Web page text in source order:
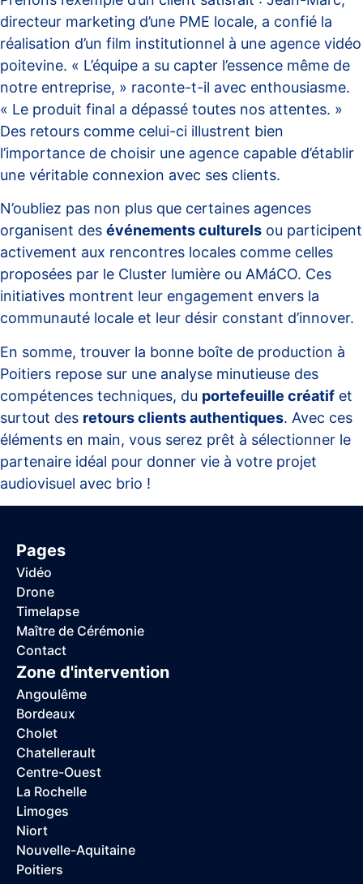
directeur marketing d’une PME locale, a confié la
réalisation d’un film institutionnel à une agence vidéo
poitevine. « L’équipe a su capter l’essence même de
notre entreprise, » raconte-t-il avec enthousiasme.
« Le produit final a dépassé toutes nos attentes. »
Des retours comme celui-ci illustrent bien
l’importance de choisir une agence capable d’établir
une véritable connexion avec ses clients.
N’oubliez pas non plus que certaines agences
organisent des événements culturels ou participent
activement aux rencontres locales comme celles
proposées par le Cluster lumière ou AMáCO. Ces
initiatives montrent leur engagement envers la
communauté locale et leur désir constant d’innover.
En somme, trouver la bonne boîte de production à
Poitiers repose sur une analyse minutieuse des
compétences techniques, du portefeuille créatif et
surtout des retours clients authentiques. Avec ces
éléments en main, vous serez prêt à sélectionner le
partenaire idéal pour donner vie à votre projet
audiovisuel avec brio !
Pages
Vidéo
Drone
Timelapse
Maître de Cérémonie
Contact
Zone d'intervention
Angoulême
Bordeaux
Cholet
Chatellerault
Centre-Ouest
La Rochelle
Limoges
Niort
Nouvelle-Aquitaine
Poitiers